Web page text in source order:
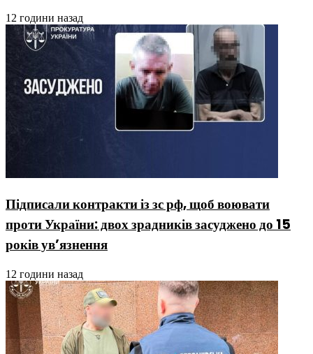
12 години назад
Підписали контракти із зс рф, щоб воювати
проти України: двох зрадників засуджено до 15
років ув’язнення
12 години назад